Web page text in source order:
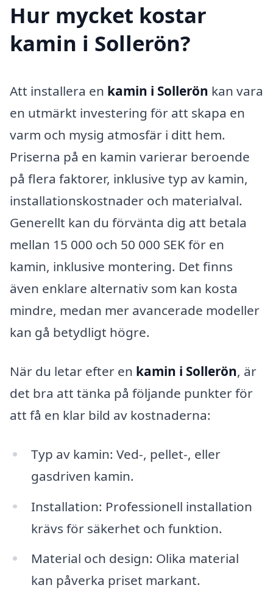
Hur mycket kostar
kamin i Sollerön?
Att installera en kamin i Sollerön kan vara
en utmärkt investering för att skapa en
varm och mysig atmosfär i ditt hem.
Priserna på en kamin varierar beroende
på flera faktorer, inklusive typ av kamin,
installationskostnader och materialval.
Generellt kan du förvänta dig att betala
mellan 15 000 och 50 000 SEK för en
kamin, inklusive montering. Det finns
även enklare alternativ som kan kosta
mindre, medan mer avancerade modeller
kan gå betydligt högre.
När du letar efter en kamin i Sollerön, är
det bra att tänka på följande punkter för
att få en klar bild av kostnaderna:
Typ av kamin: Ved-, pellet-, eller
gasdriven kamin.
Installation: Professionell installation
krävs för säkerhet och funktion.
Material och design: Olika material
kan påverka priset markant.